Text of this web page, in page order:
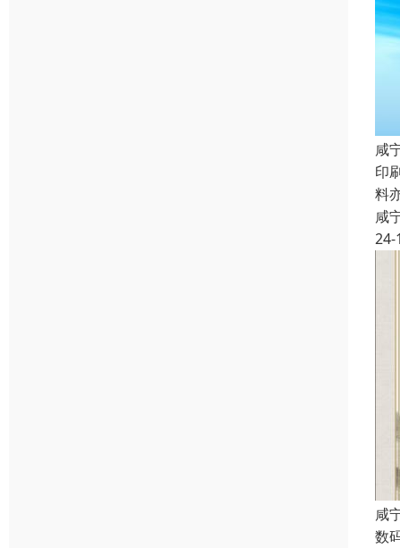
咸
印
料
咸
24-
咸
数